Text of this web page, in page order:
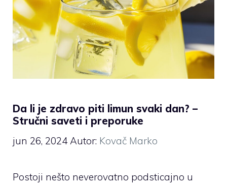
Da li je zdravo piti limun svaki dan? –
Stručni saveti i preporuke
jun 26, 2024 Autor: Kovač Marko
Postoji nešto neverovatno podsticajno u